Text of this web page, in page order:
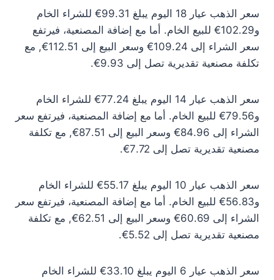
سعر الذهب عيار 18 اليوم يبلغ 99.31€ للشراء الخام
و102.29€ للبيع الخام. أما مع إضافة المصنعية، فيرتفع
سعر الشراء إلى 109.24€ وسعر البيع إلى 112.51€, مع
تكلفة مصنعية تقديرية تصل إلى 9.93€.
سعر الذهب عيار 14 اليوم يبلغ 77.24€ للشراء الخام
و79.56€ للبيع الخام. أما مع إضافة المصنعية، فيرتفع سعر
الشراء إلى 84.96€ وسعر البيع إلى 87.51€, مع تكلفة
مصنعية تقديرية تصل إلى 7.72€.
سعر الذهب عيار 10 اليوم يبلغ 55.17€ للشراء الخام
و56.83€ للبيع الخام. أما مع إضافة المصنعية، فيرتفع سعر
الشراء إلى 60.69€ وسعر البيع إلى 62.51€, مع تكلفة
مصنعية تقديرية تصل إلى 5.52€.
سعر الذهب عيار 6 اليوم يبلغ 33.10€ للشراء الخام